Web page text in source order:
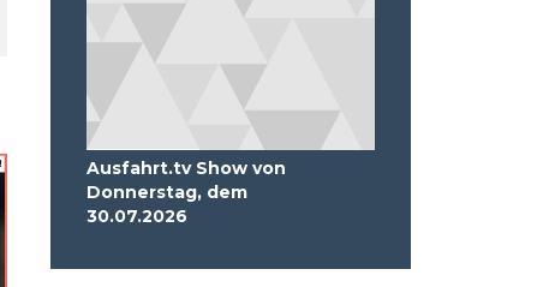
Ausfahrt.tv Show von
Donnerstag, dem
30.07.2026